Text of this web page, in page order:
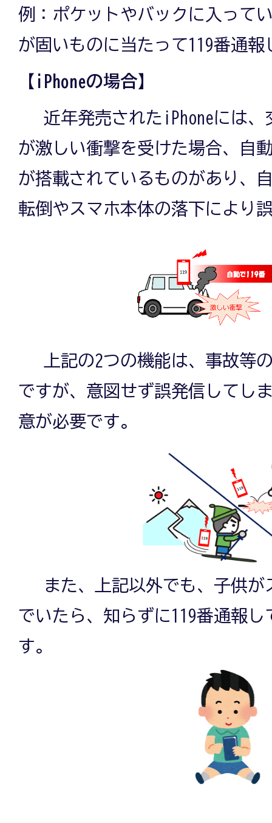
例：ポケットやバックに入って
が固いものに当たって119番通報
【iPhoneの場合】
近年発売されたiPhoneには、
が激しい衝撃を受けた場合、自
が搭載されているものがあり、
転倒やスマホ本体の落下により
上記の2つの機能は、事故等
ですが、意図せず誤発信してし
意が必要です。
また、上記以外でも、子供が
でいたら、知らずに119番通報
す。